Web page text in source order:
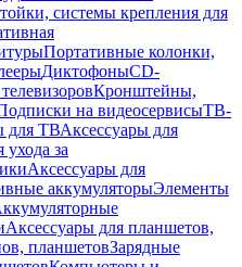
системы крепления для
Портативные колонки,
ДиктофоныCD-
Кронштейны,
на видеосервисыТВ-
для ТВАксессуары для
ухода за
Аксессуары для
аккумуляторыЭлементы
Аксессуары для планшетов,
планшетовЗарядные